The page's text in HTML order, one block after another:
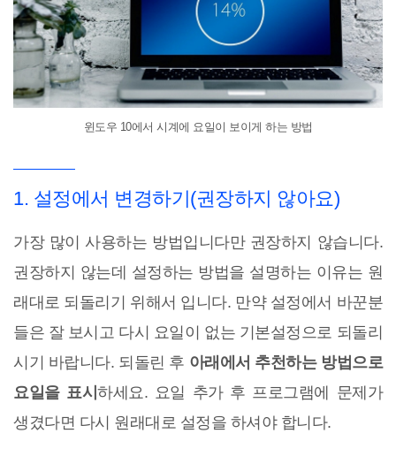
윈도우 10에서 시계에 요일이 보이게 하는 방법
1. 설정에서 변경하기(권장하지 않아요)
가장 많이 사용하는 방법입니다만 권장하지 않습니다.
권장하지 않는데 설정하는 방법을 설명하는 이유는 원
래대로 되돌리기 위해서 입니다. 만약 설정에서 바꾼분
들은 잘 보시고 다시 요일이 없는 기본설정으로 되돌리
시기 바랍니다. 되돌린 후 아래에서 추천하는 방법으로
요일을 표시하세요. 요일 추가 후 프로그램에 문제가
생겼다면 다시 원래대로 설정을 하셔야 합니다.